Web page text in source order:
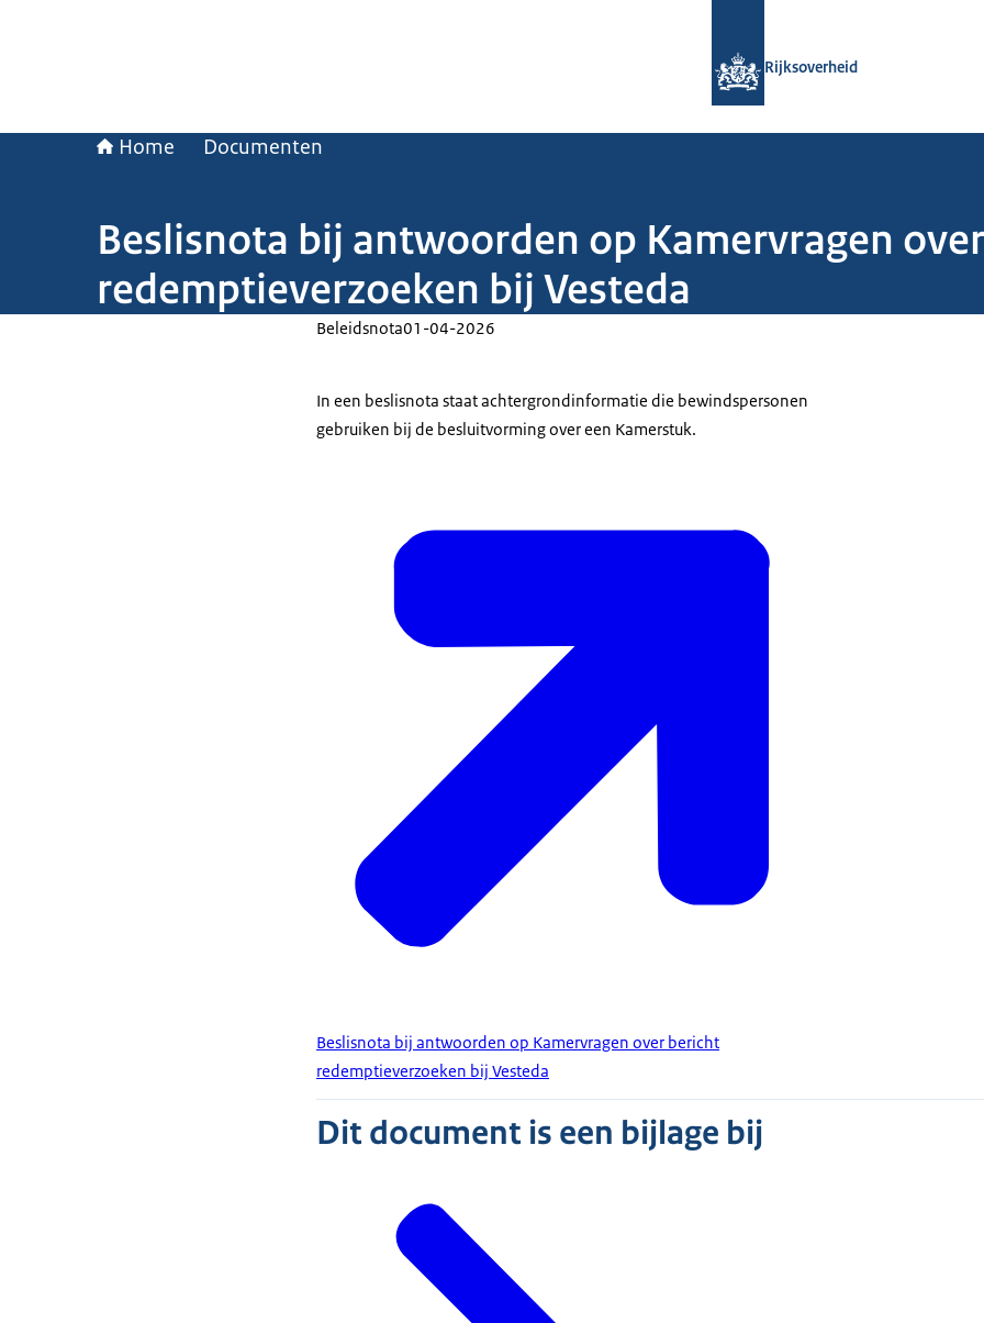
Rijksoverheid
Home Documenten
Beslisnota bij antwoorden op Kamervragen
redemptieverzoeken bij Vesteda
Beleidsnota01-04-2026
In een beslisnota staat achtergrondinformatie die bewindspersonen
gebruiken bij de besluitvorming over een Kamerstuk.
Beslisnota bij antwoorden op Kamervragen over bericht
redemptieverzoeken bij Vesteda
Dit document is een bijlage bij